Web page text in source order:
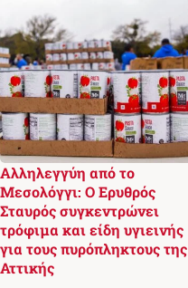
Αλληλεγγύη από το
Μεσολόγγι: Ο Ερυθρός
Σταυρός συγκεντρώνει
τρόφιμα και είδη υγιεινής
για τους πυρόπληκτους της
Αττικής